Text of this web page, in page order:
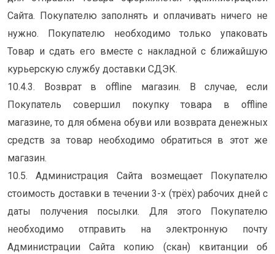
Сайта. Покупателю заполнять и оплачивать ничего не
нужно. Покупателю необходимо только упаковать
Товар и сдать его вместе с накладной с ближайшую
курьерскую службу доставки СДЭК.
10.4.3. Возврат в offline магазин. В случае, если
Покупатель совершил покупку товара в offline
магазине, то для обмена обуви или возврата денежных
средств за товар необходимо обратиться в этот же
магазин.
10.5. Администрация Сайта возмещает Покупателю
стоимость доставки в течении 3-х (трёх) рабочих дней с
даты получения посылки. Для этого Покупателю
необходимо отправить на электронную почту
Администрации Сайта копию (скан) квитанции об